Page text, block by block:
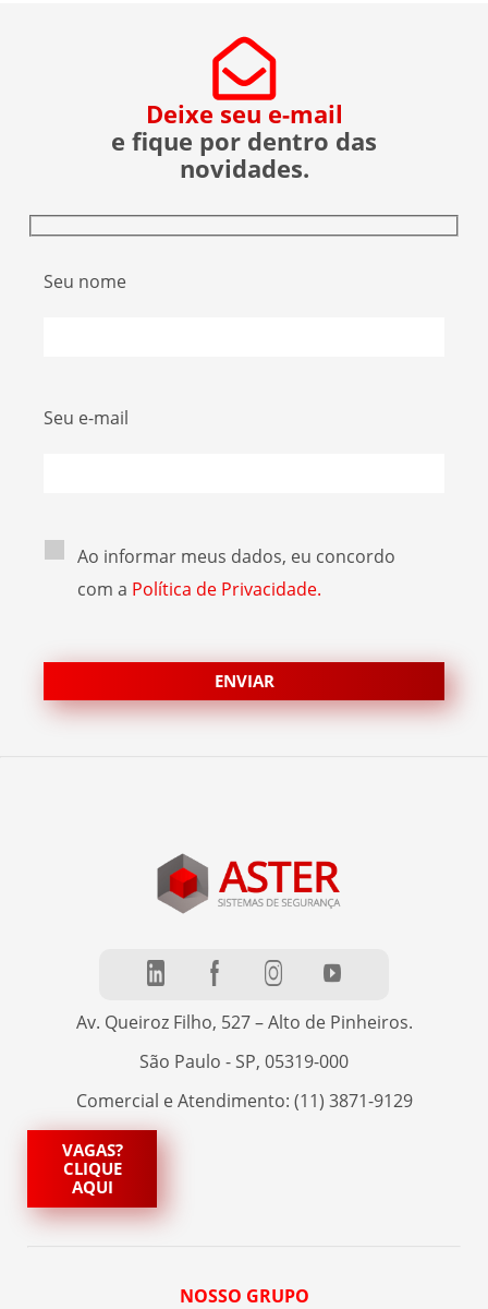
Deixe seu e-mail
e fique por dentro das
novidades.
Seu nome
Seu e-mail
Ao informar meus dados, eu concordo
com a Política de Privacidade.
Av. Queiroz Filho, 527 – Alto de Pinheiros.
São Paulo - SP, 05319-000
Comercial e Atendimento: (11) 3871-9129
VAGAS?
CLIQUE
AQUI
NOSSO GRUPO